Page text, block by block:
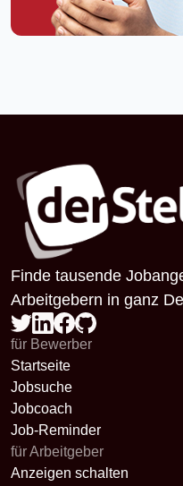
Finde tausende
Arbeitgebern in ganz
für Bewerber
Startseite
Jobsuche
Jobcoach
Job-Reminder
für Arbeitgeber
Anzeigen schalten